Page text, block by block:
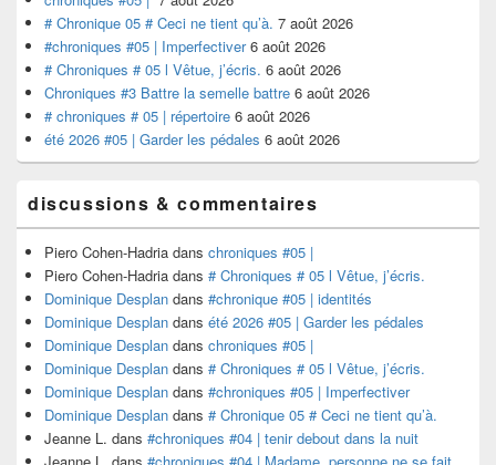
# Chronique 05 # Ceci ne tient qu’à. 7 août 2026
#chroniques #05 | Imperfectiver 6 août 2026
# Chroniques # 05 l Vêtue, j’écris. 6 août 2026
Chroniques #3 Battre la semelle battre 6 août 2026
# chroniques # 05 | répertoire 6 août 2026
été 2026 #05 | Garder les pédales 6 août 2026
discussions & commentaires
Piero Cohen-Hadria dans chroniques #05 |
Piero Cohen-Hadria dans # Chroniques # 05 l Vêtue, j’écris.
Dominique Desplan dans #chronique #05 | identités
Dominique Desplan dans été 2026 #05 | Garder les pédales
Dominique Desplan dans chroniques #05 |
Dominique Desplan dans # Chroniques # 05 l Vêtue, j’écris.
Dominique Desplan dans #chroniques #05 | Imperfectiver
Dominique Desplan dans # Chronique 05 # Ceci ne tient qu’à.
Jeanne L. dans #chroniques #04 | tenir debout dans la nuit